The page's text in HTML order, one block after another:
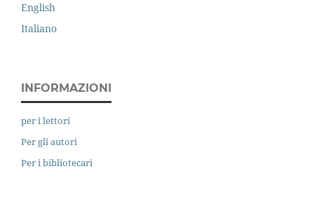
English
Italiano
INFORMAZIONI
per i lettori
Per gli autori
Per i bibliotecari